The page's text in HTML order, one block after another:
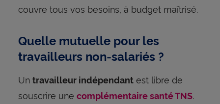
couvre tous vos besoins, à budget maîtrisé.
Quelle mutuelle pour les
travailleurs non-salariés ?
Un travailleur indépendantest libre de
souscrire une complémentaire santé TNS.